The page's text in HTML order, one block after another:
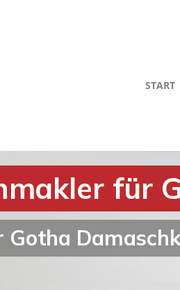
START
für